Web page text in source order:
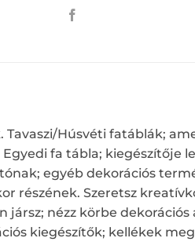
Húsvéti fatáblák;
fa tábla; kiegészítője
egyéb dekorációs
részének. Szeretsz
jársz; nézz körbe
kiegészítők; kellékek